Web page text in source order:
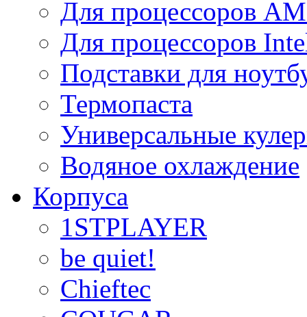
Для процессоров
Для процессоров
Подставки для
Термопаста
Универсальные
Водяное охлаждение
Корпуса
1STPLAYER
be quiet!
Chieftec